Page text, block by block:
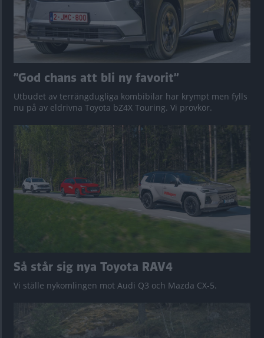
”God chans att bli ny favorit”
Utbudet av terrängdugliga kombibilar har krympt men fylls
nu på av eldrivna Toyota bZ4X Touring. Vi provkör.
Så står sig nya Toyota RAV4
Vi ställe nykomlingen mot Audi Q3 och Mazda CX-5.